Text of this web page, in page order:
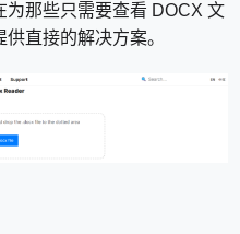
那些只需要查看 DOCX 文
直接的解决方案。